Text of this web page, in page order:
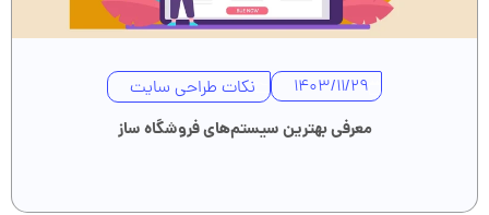
1403/11/29
نکات طراحی سایت
معرفی بهترین سیستم‌های فروشگاه ساز